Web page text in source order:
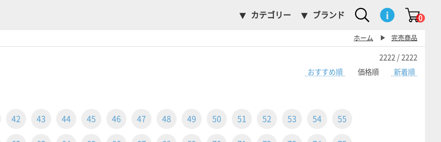
カテゴリー ブランド 0
ホーム ▶ 完売商品
2222 / 2222
おすすめ順
価格順 新着順
42 43 44 45 46 47 48 49 50 51 52 53 54 55